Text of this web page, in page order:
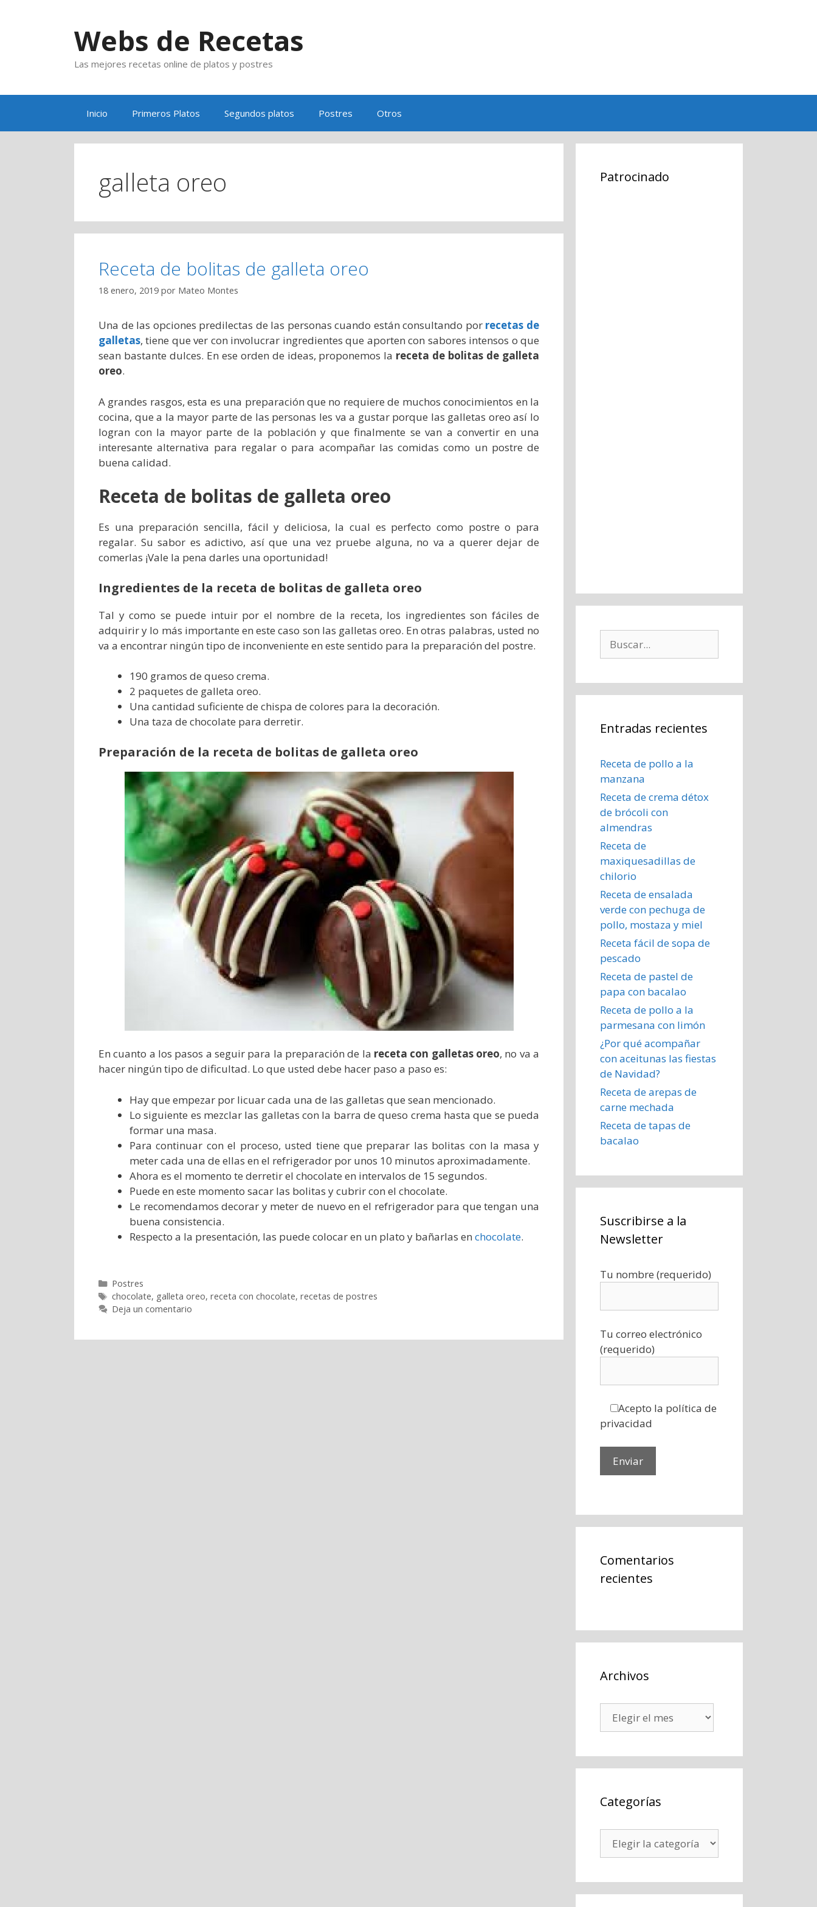
Webs de Recetas
Las mejores recetas online de platos y postres
Inicio Primeros Platos Segundos platos Postres Otros
galleta oreo
Receta de bolitas de galleta oreo
18 enero, 2019 por Mateo Montes
Una de las opciones predilectas de las personas cuando están consultando por recetas de
galletas, tiene que ver con involucrar ingredientes que aporten con sabores intensos o que
sean bastante dulces. En ese orden de ideas, proponemos la receta de bolitas de galleta
oreo.
A grandes rasgos, esta es una preparación que no requiere de muchos conocimientos en la
cocina, que a la mayor parte de las personas les va a gustar porque las galletas oreo así lo
logran con la mayor parte de la población y que finalmente se van a convertir en una
interesante alternativa para regalar o para acompañar las comidas como un postre de
buena calidad.
Receta de bolitas de galleta oreo
Es una preparación sencilla, fácil y deliciosa, la cual es perfecto como postre o para
regalar. Su sabor es adictivo, así que una vez pruebe alguna, no va a querer dejar de
comerlas ¡Vale la pena darles una oportunidad!
Ingredientes de la receta de bolitas de galleta oreo
Tal y como se puede intuir por el nombre de la receta, los ingredientes son fáciles de
adquirir y lo más importante en este caso son las galletas oreo. En otras palabras, usted no
va a encontrar ningún tipo de inconveniente en este sentido para la preparación del postre.
190 gramos de queso crema.
2 paquetes de galleta oreo.
Una cantidad suficiente de chispa de colores para la decoración.
Una taza de chocolate para derretir.
Preparación de la receta de bolitas de galleta oreo
En cuanto a los pasos a seguir para la preparación de la receta con galletas oreo, no va a
hacer ningún tipo de dificultad. Lo que usted debe hacer paso a paso es:
Hay que empezar por licuar cada una de las galletas que sean mencionado.
Lo siguiente es mezclar las galletas con la barra de queso crema hasta que se pueda
formar una masa.
Para continuar con el proceso, usted tiene que preparar las bolitas con la masa y
meter cada una de ellas en el refrigerador por unos 10 minutos aproximadamente.
Ahora es el momento te derretir el chocolate en intervalos de 15 segundos.
Puede en este momento sacar las bolitas y cubrir con el chocolate.
Le recomendamos decorar y meter de nuevo en el refrigerador para que tengan una
buena consistencia.
Respecto a la presentación, las puede colocar en un plato y bañarlas en chocolate.
Categorías
Postres
Etiquetas
chocolate, galleta oreo, receta con chocolate, recetas de postres
Deja un comentario
Patrocinado
Entradas recientes
Receta de pollo a la
manzana
Receta de crema détox
de brócoli con
almendras
Receta de
maxiquesadillas de
chilorio
Receta de ensalada
verde con pechuga de
pollo, mostaza y miel
Receta fácil de sopa de
pescado
Receta de pastel de
papa con bacalao
Receta de pollo a la
parmesana con limón
¿Por qué acompañar
con aceitunas las fiestas
de Navidad?
Receta de arepas de
carne mechada
Receta de tapas de
bacalao
Suscribirse a la
Newsletter
Tu nombre (requerido)
Tu correo electrónico
(requerido)
Acepto la política de
privacidad
Comentarios
recientes
Archivos
Categorías